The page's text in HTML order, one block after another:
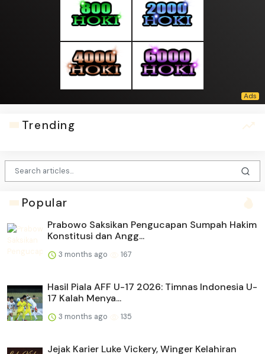
Trending
Popular
Prabowo Saksikan Pengucapan Sumpah Hakim
Konstitusi dan Angg...
3 months ago 167
Hasil Piala AFF U-17 2026: Timnas Indonesia U-
17 Kalah Menya...
3 months ago 135
Jejak Karier Luke Vickery, Winger Kelahiran